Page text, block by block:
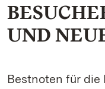
UND
Bestnoten für die